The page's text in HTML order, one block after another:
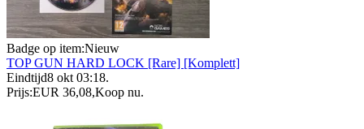
Badge op item:Nieuw
TOP GUN HARD LOCK [Rare] [Komplett]
Eindtijd8 okt 03:18.
Prijs:EUR 36,08,Koop nu.